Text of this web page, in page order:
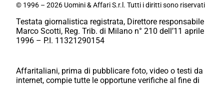
© 1996 – 2026 Uomini & Affari S.r.l. Tutti i diritti sono riservati
Testata giornalistica registrata, Direttore responsabile
Marco Scotti, Reg. Trib. di Milano n° 210 dell’11 aprile
1996 – P.I. 11321290154
Affaritaliani, prima di pubblicare foto, video o testi da
internet, compie tutte le opportune verifiche al fine di